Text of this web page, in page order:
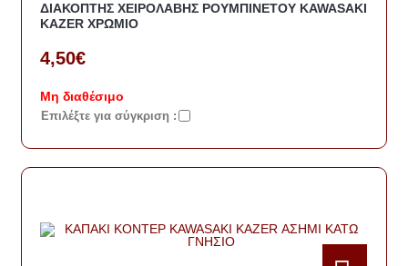
ΔΙΑΚΟΠΤΗΣ ΧΕΙΡΟΛΑΒΗΣ ΡΟΥΜΠΙΝΕΤΟΥ KAWASAKI
KAZER ΧΡΩΜΙΟ
4,50€
Μη διαθέσιμο
Eπιλέξτε για σύγκριση :